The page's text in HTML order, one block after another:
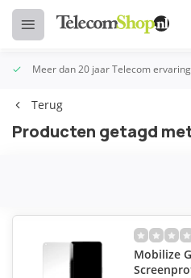
Meer dan 20 jaar Telecom ervaring
Terug
Producten getagd
Mobilize